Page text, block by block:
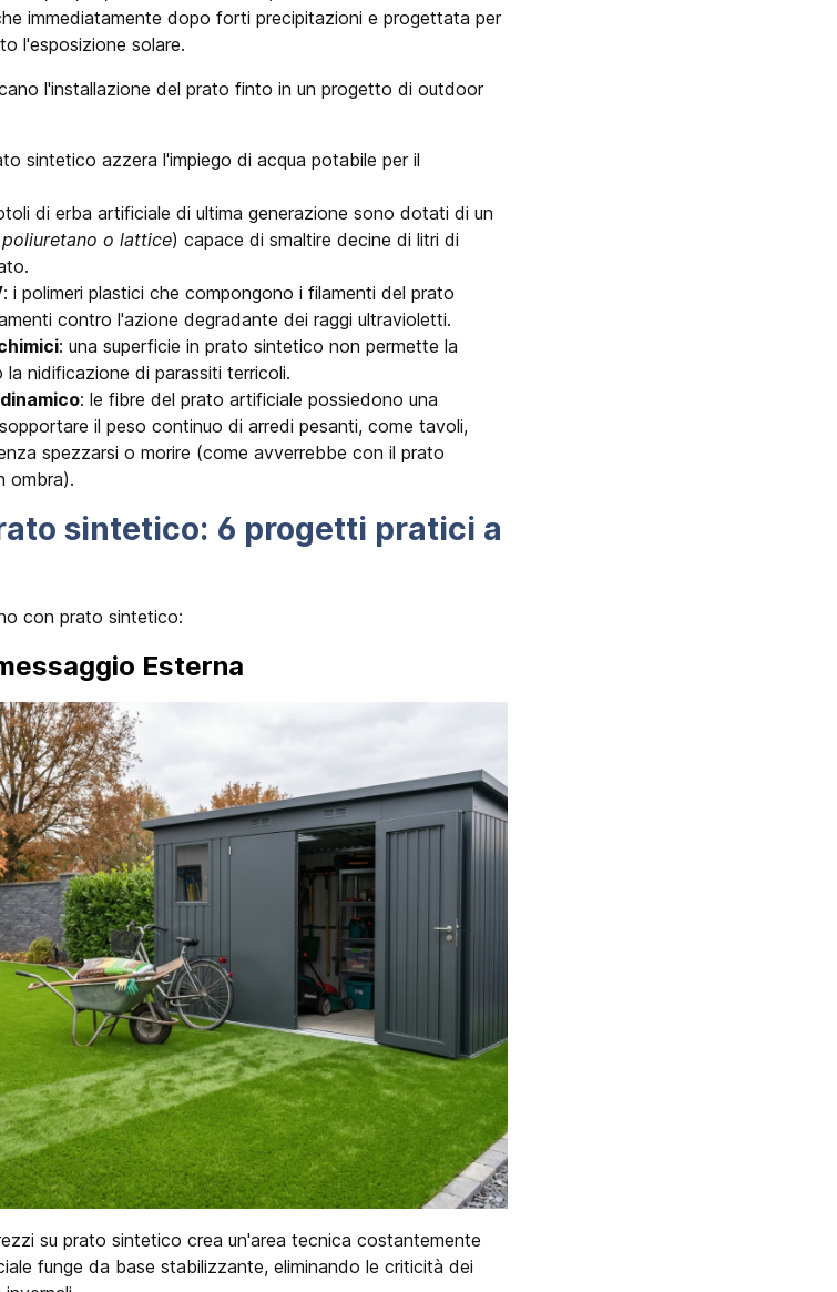
immediatamente dopo forti precipitazioni e progettata per
l'esposizione solare.
l'installazione del prato finto in un progetto di outdoor
sintetico azzera l'impiego di acqua potabile per il
di erba artificiale di ultima generazione sono dotati di un
poliuretano o lattice) capace di smaltire decine di litri di
: i polimeri plastici che compongono i filamenti del prato
contro l'azione degradante dei raggi ultravioletti.
: una superficie in prato sintetico non permette la
nidificazione di parassiti terricoli.
: le fibre del prato artificiale possiedono una
il peso continuo di arredi pesanti, come tavoli,
spezzarsi o morire (come avverrebbe con il prato
ombra).
sintetico: 6 progetti pratici a
con prato sintetico:
Esterna
su prato sintetico crea un'area tecnica costantemente
funge da base stabilizzante, eliminando le criticità dei